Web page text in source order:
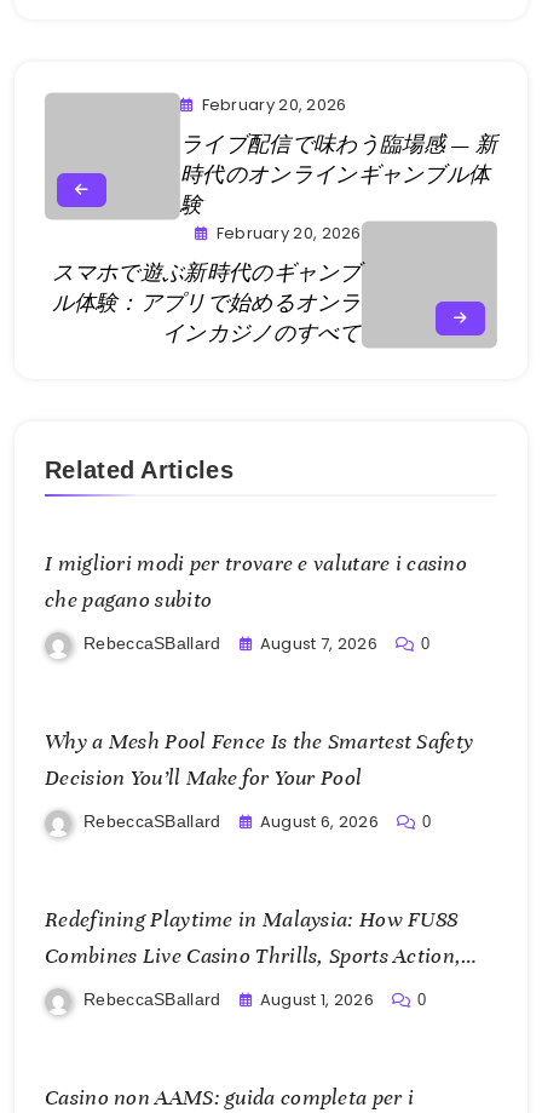
February 20, 2026
ライブ配信で味わう臨場感 — 新
時代のオンラインギャンブル体
験
February 20, 2026
スマホで遊ぶ新時代のギャンブ
ル体験：アプリで始めるオンラ
インカジノのすべて
Related Articles
I migliori modi per trovare e valutare i casino
che pagano subito
RebeccaSBallard August 7, 2026 0
Why a Mesh Pool Fence Is the Smartest Safety
Decision You’ll Make for Your Pool
RebeccaSBallard August 6, 2026 0
Redefining Playtime in Malaysia: How FU88
Combines Live Casino Thrills, Sports Action,
and Mobile Freedom
RebeccaSBallard August 1, 2026 0
Casino non AAMS: guida completa per i